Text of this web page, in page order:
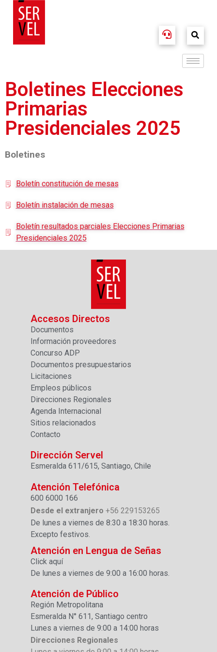
Boletines Elecciones
Primarias
Presidenciales 2025
Boletines
Boletín constitución de mesas
Boletín instalación de mesas
Boletín resultados parciales Elecciones Primarias
Presidenciales 2025
Accesos Directos
Documentos
Información proveedores
Concurso ADP
Documentos presupuestarios
Licitaciones
Empleos públicos
Direcciones Regionales
Agenda Internacional
Sitios relacionados
Contacto
Dirección Servel
Esmeralda 611/615, Santiago, Chile
Atención Telefónica
600 6000 166
Desde el extranjero +56 229153265
De lunes a viernes de 8:30 a 18:30 horas.
Excepto festivos.
Atención en Lengua de Señas
Click aquí
De lunes a viernes de 9:00 a 16:00 horas.
Atención de Público
Región Metropolitana
Esmeralda N° 611, Santiago centro
Lunes a viernes de 9:00 a 14:00 horas
Direcciones Regionales